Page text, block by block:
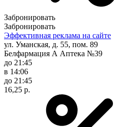
Забронировать
Забронировать
Эффективная реклама на сайте
ул. Уманская, д. 55, пом. 89
Белфармация А Аптека №39
до 21:45
в 14:06
до 21:45
16,25 р.